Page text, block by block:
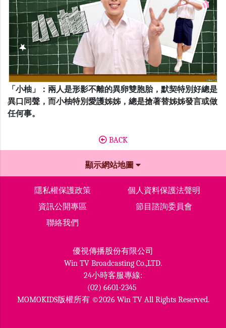
「小柚」：兩人是形影不離的異卵雙胞胎，默契特別好總是
異口同聲，而小柚特別愛護姊姊，總是搶著替姊姊發言或做
任何事。
BACK
顯示網站地圖
隱私權保護政策
個人資料保護法聲明
資訊公開專區
節目諮詢委員會
聯絡我們
優視傳播股份有限公司
Win TV Broadcasting Co.,LTD.
24小時客服專線:
(02) 6601-2345
MOMOKIDS版權所有 ©2026 Win TV All Rights Reserved.